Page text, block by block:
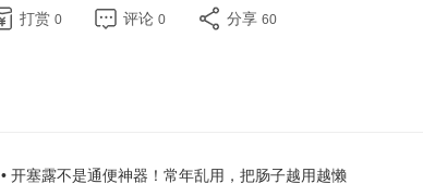
打赏 0 评论 0 分享 60
• 开塞露不是通便神器！常年乱用，把肠子越用越懒